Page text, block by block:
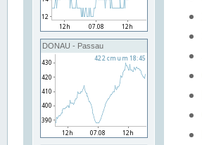
DONAU - Passau